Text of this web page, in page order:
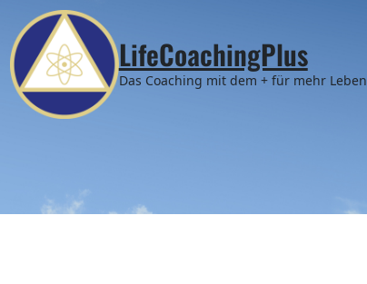
Inhalt
springen
LifeCoachingPlus
Das Coaching mit dem + für mehr Leben